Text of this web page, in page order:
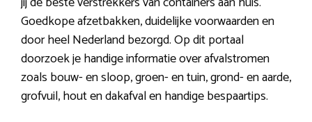
Goedkope afzetbakken, duidelijke voorwaarden en
door heel Nederland bezorgd. Op dit portaal
doorzoek je handige informatie over afvalstromen
zoals bouw- en sloop, groen- en tuin, grond- en aarde,
grofvuil, hout en dakafval en handige bespaartips.